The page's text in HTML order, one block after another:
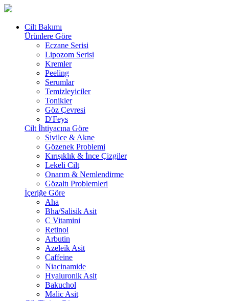
Cilt Bakımı
Ürünlere Göre
Eczane Serisi
Lipozom Serisi
Kremler
Peeling
Serumlar
Temizleyiciler
Tonikler
Göz Çevresi
D'Feys
Cilt İhtiyacına Göre
Sivilce & Akne
Gözenek Problemi
Kırışıklık & İnce Çizgiler
Lekeli Cilt
Onarım & Nemlendirme
Gözaltı Problemleri
İçeriğe Göre
Aha
Bha/Salisik Asit
C Vitamini
Retinol
Arbutin
Azeleik Asit
Caffeine
Niacinamide
Hyaluronik Asit
Bakuchol
Malic Asit